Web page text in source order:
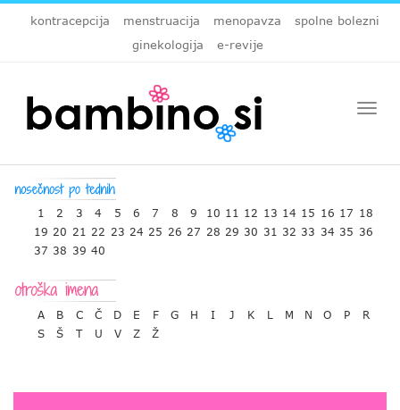
kontracepcija menstruacija menopavza
spolne bolezni
ginekologija
e-revije
1 2 3 4 5 6 7 8 9 10 11 12 13 14 15 16 17 18
19 20 21 22 23 24 25 26 27 28 29 30 31 32 33 34 35 36
37 38 39 40
A B C Č D E F G H I J K L M N O P
R
S
Š T U V Z Ž